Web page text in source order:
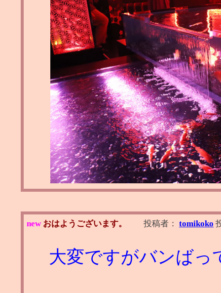
new おはようございます。 投稿者： tomikoko
大変ですがバンばっ